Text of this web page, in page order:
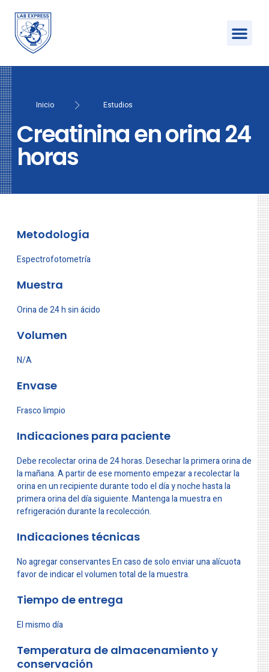
Inicio Estudios
Creatinina en orina 24
horas
Metodología
Espectrofotometría
Muestra
Orina de 24 h sin ácido
Volumen
N/A
Envase
Frasco limpio
Indicaciones para paciente
Debe recolectar orina de 24 horas. Desechar la primera orina de
la mañana. A partir de ese momento empezar a recolectar la
orina en un recipiente durante todo el día y noche hasta la
primera orina del día siguiente. Mantenga la muestra en
refrigeración durante la recolección.
Indicaciones técnicas
No agregar conservantes En caso de solo enviar una alícuota
favor de indicar el volumen total de la muestra.
Tiempo de entrega
El mismo día
Temperatura de almacenamiento y
conservación